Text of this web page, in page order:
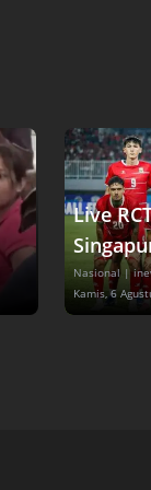
Live
Nasional |
Kamis, 6